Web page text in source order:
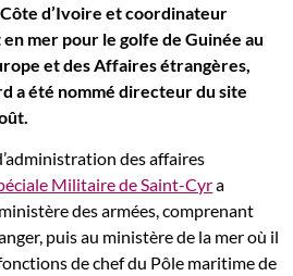
d’Ivoire et coordinateur
mer pour le golfe de Guinée au
et des Affaires étrangères,
a été nommé directeur du site
des affaires
Militaire de Saint-Cyra
des armées, comprenant
puis au ministère de la mer où il
de chef du Pôle maritime de